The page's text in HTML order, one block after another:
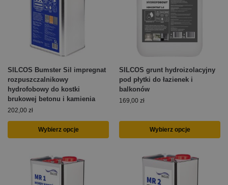
SILCOS Bumster Sil impregnat
rozpuszczalnikowy
hydrofobowy do kostki
brukowej betonu i kamienia
202,00 zł
Wybierz opcje
SILCOS grunt hydroizolacyjny
pod płytki do łazienek i
balkonów
169,00 zł
Wybierz opcje